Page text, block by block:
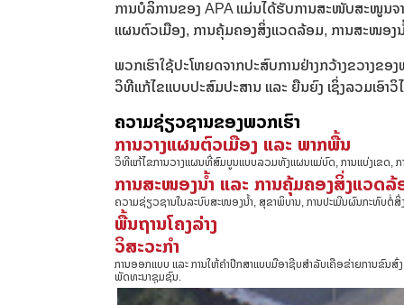
ການບໍລິການຂອງ APA ແມ່ນໄດ້ຮັບການສະໜັບສະໜູນ
ແຜນຕົວເມືອງ, ການຄຸ້ມຄອງສິ່ງແວດລ້ອມ, ການສະໜອງ
ພວກເຮົາໃຊ້ປະໂຫຍດຈາກປະສົບການຢ່າງກວ້າງຂວາງ
ວິທີແກ້ໄຂແບບປະສົມປະສານ ແລະ ຍືນຍົງ ເຊິ່ງລວມເອົາ
ຄວາມຊ່ຽວຊານຂອງພວກເຮົາ
ການວາງແຜນຕົວເມືອງ ແລະ ພາກພື້ນ
ວິທີແກ້ໄຂການວາງແຜນທີ່ສົມບູນແບບລວມທັງແຜນແມ່ບົດ, ການແບ່ງເຂດ,
ການສະໜອງນ້ຳ ແລະ ການຄຸ້ມຄອງສິ່ງແວດລ້
ຄວາມຊ່ຽວຊານໃນລະບົບສະໜອງນ້ຳ, ສຸຂາພິບານ, ການປະເມີນຜົນກະທົບຕໍ່
ພື້ນຖານໂຄງລ່າງ
ວິສະວະກຳ
ການອອກແບບ ແລະ ການໃຫ້ຄຳປຶກສາແບບມືອາຊີບສຳລັບເຄືອຂ່າຍການຂົ
ພັດທະນາຊຸມຊົນ.